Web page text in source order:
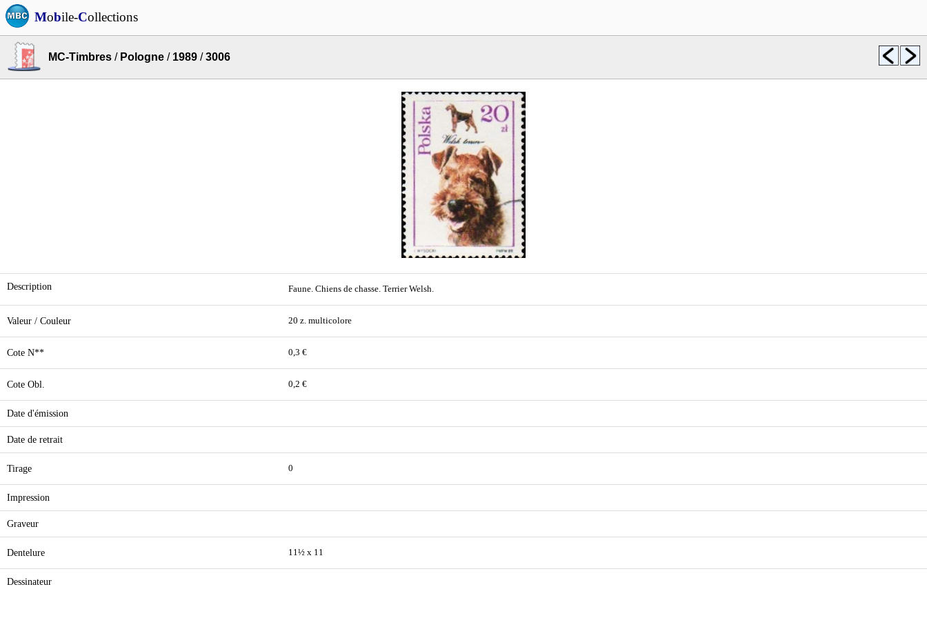
Mobile-Collections
MC-Timbres / Pologne / 1989 /3006
Description Faune. Chiens de chasse. Terrier Welsh.
Valeur / Couleur 20 z. multicolore
Cote N** 0,3 €
Cote Obl. 0,2 €
Date d'émission
Date de retrait
Tirage 0
Impression
Graveur
Dentelure 11½ x 11
Dessinateur